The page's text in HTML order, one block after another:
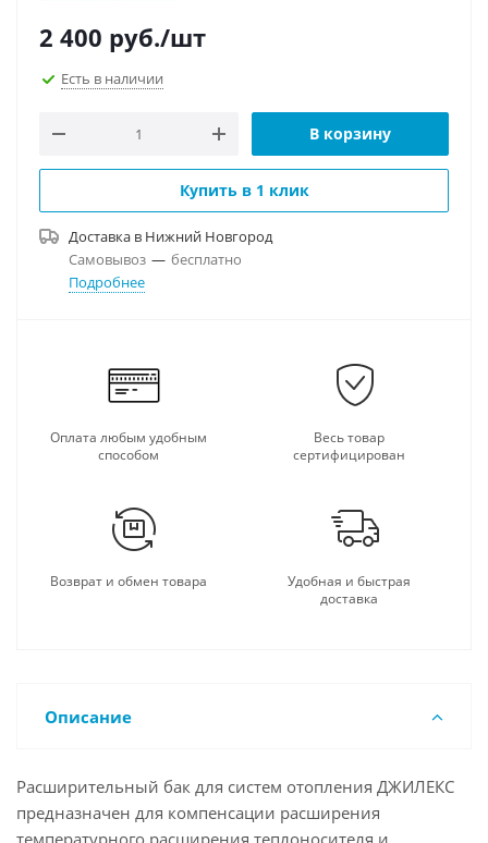
2 400 руб./шт
Есть в наличии
В корзину
Купить в 1 клик
Доставка в Нижний Новгород
Самовывоз — бесплатно
Подробнее
Оплата любым удобным
способом
Весь товар
сертифицирован
Возврат и обмен товара
Удобная и быстрая
доставка
Описание
Расширительный бак для систем отопления ДЖИЛЕКС
предназначен для компенсации расширения
температурного расширения теплоносителя и